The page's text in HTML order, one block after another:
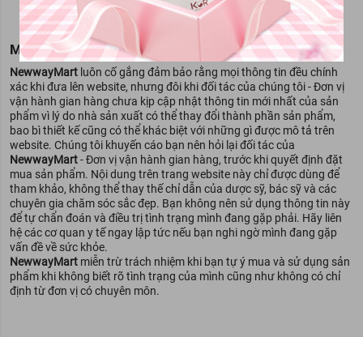
MIỄN TRỪ TRÁCH NGHIỆM
NewwayMart luôn cố gắng đảm bảo rằng mọi thông tin đều chính
xác khi đưa lên website, nhưng đôi khi đối tác của chúng tôi - Đơn vị
vận hành gian hàng chưa kịp cập nhật thông tin mới nhất của sản
phẩm vì lý do nhà sản xuất có thể thay đổi thành phần sản phẩm,
bao bì thiết kế cũng có thể khác biệt với những gì được mô tả trên
website. Chúng tôi khuyến cáo bạn nên hỏi lại đối tác của
NewwayMart- Đơn vị vận hành gian hàng, trước khi quyết định đặt
mua sản phẩm. Nội dung trên trang website này chỉ được dùng để
tham khảo, không thể thay thế chỉ dẫn của dược sỹ, bác sỹ và các
chuyên gia chăm sóc sắc đẹp. Bạn không nên sử dụng thông tin này
để tự chẩn đoán và điều trị tình trạng mình đang gặp phải. Hãy liên
hệ các cơ quan y tế ngay lập tức nếu bạn nghi ngờ mình đang gặp
vấn đề về sức khỏe.
NewwayMart miễn trừ trách nhiệm khi bạn tự ý mua và sử dụng sản
phẩm khi không biết rõ tình trạng của mình cũng như không có chỉ
định từ đơn vị có chuyên môn.